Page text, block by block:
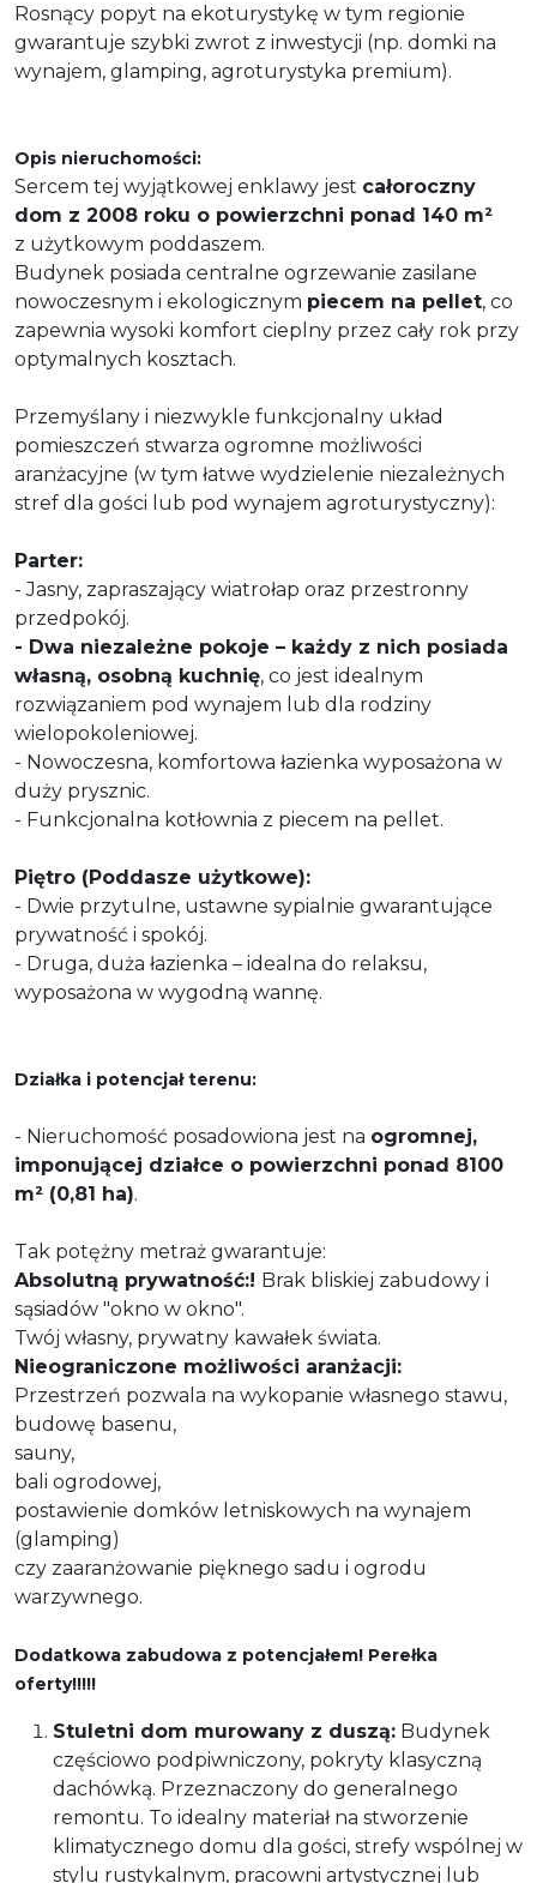
Rosnący popyt na ekoturystykę w tym regionie
gwarantuje szybki zwrot z inwestycji (np. domki na
wynajem, glamping, agroturystyka premium).
Opis nieruchomości:
Sercem tej wyjątkowej enklawy jest całoroczny
dom z 2008 roku o powierzchni ponad 140 m²
z użytkowym poddaszem.
Budynek posiada centralne ogrzewanie zasilane
nowoczesnym i ekologicznym piecem na pellet, co
zapewnia wysoki komfort cieplny przez cały rok przy
optymalnych kosztach.
Przemyślany i niezwykle funkcjonalny układ
pomieszczeń stwarza ogromne możliwości
aranżacyjne (w tym łatwe wydzielenie niezależnych
stref dla gości lub pod wynajem agroturystyczny):
Parter:
- Jasny, zapraszający wiatrołap oraz przestronny
przedpokój.
- Dwa niezależne pokoje – każdy z nich posiada
własną, osobną kuchnię, co jest idealnym
rozwiązaniem pod wynajem lub dla rodziny
wielopokoleniowej.
- Nowoczesna, komfortowa łazienka wyposażona w
duży prysznic.
- Funkcjonalna kotłownia z piecem na pellet.
Piętro (Poddasze użytkowe):
- Dwie przytulne, ustawne sypialnie gwarantujące
prywatność i spokój.
- Druga, duża łazienka – idealna do relaksu,
wyposażona w wygodną wannę.
Działka i potencjał terenu:
- Nieruchomość posadowiona jest na ogromnej,
imponującej działce o powierzchni ponad 8100
m² (0,81 ha).
Tak potężny metraż gwarantuje:
Absolutną prywatność:! Brak bliskiej zabudowy i
sąsiadów "okno w okno".
Twój własny, prywatny kawałek świata.
Nieograniczone możliwości aranżacji:
Przestrzeń pozwala na wykopanie własnego stawu,
budowę basenu,
sauny,
bali ogrodowej,
postawienie domków letniskowych na wynajem
(glamping)
czy zaaranżowanie pięknego sadu i ogrodu
warzywnego.
Dodatkowa zabudowa z potencjałem! Perełka
oferty!!!!!
Stuletni dom murowany z duszą: Budynek
częściowo podpiwniczony, pokryty klasyczną
dachówką. Przeznaczony do generalnego
remontu. To idealny materiał na stworzenie
klimatycznego domu dla gości, strefy wspólnej w
stylu rustykalnym, pracowni artystycznej lub